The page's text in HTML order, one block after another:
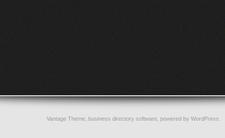
Vantage Theme, business directory software, powered by WordPress